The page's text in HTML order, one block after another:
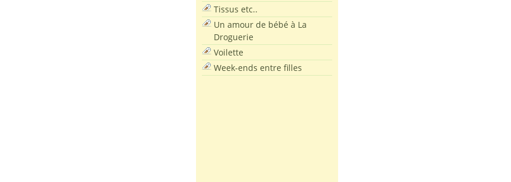
Tissus etc..
Un amour de bébé à La
Droguerie
Voilette
Week-ends entre filles